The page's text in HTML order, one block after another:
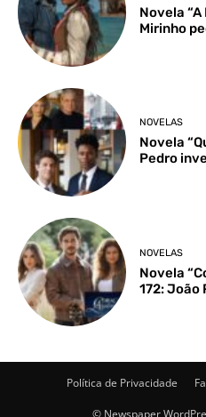
Novela
Mirinho
NOVELAS
Novela
Pedro
NOVELAS
Novela
172: João
Política de Privacidade